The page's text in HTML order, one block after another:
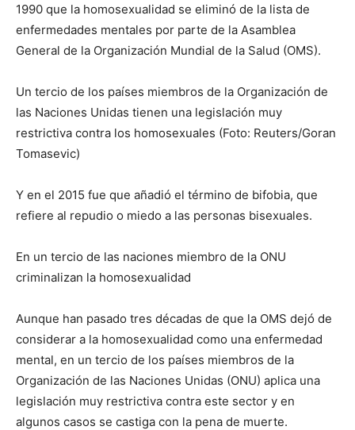
1990 que la homosexualidad se eliminó de la lista de
enfermedades mentales por parte de la Asamblea
General de la Organización Mundial de la Salud (OMS).
Un tercio de los países miembros de la Organización de
las Naciones Unidas tienen una legislación muy
restrictiva contra los homosexuales (Foto: Reuters/Goran
Tomasevic)
Y en el 2015 fue que añadió el término de bifobia, que
refiere al repudio o miedo a las personas bisexuales.
En un tercio de las naciones miembro de la ONU
criminalizan la homosexualidad
Aunque han pasado tres décadas de que la OMS dejó de
considerar a la homosexualidad como una enfermedad
mental, en un tercio de los países miembros de la
Organización de las Naciones Unidas (ONU) aplica una
legislación muy restrictiva contra este sector y en
algunos casos se castiga con la pena de muerte.